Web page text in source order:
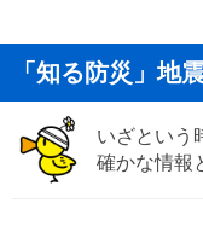
「知る防災」地
いざという
確かな情報